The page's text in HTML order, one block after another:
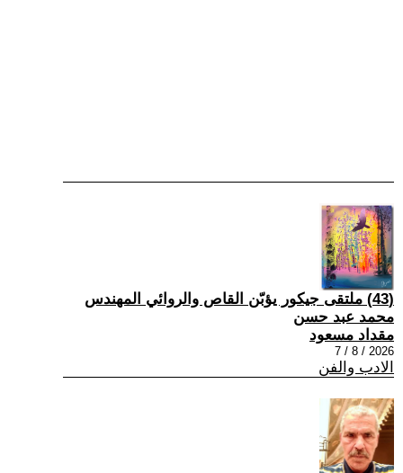
(43) ملتقى جيكور يؤبّن القاص والروائي المهندس
محمد عبد حسن
مقداد مسعود
2026 / 8 / 7
الادب والفن